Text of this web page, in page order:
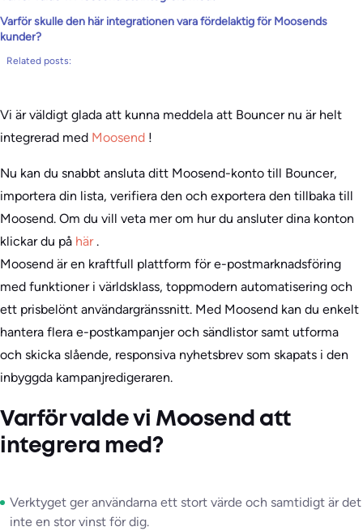
Varför skulle den här integrationen vara fördelaktig för Moosends
kunder?
Related posts:
Vi är väldigt glada att kunna meddela att Bouncer nu är helt
integrerad med Moosend !
Nu kan du snabbt ansluta ditt Moosend-konto till Bouncer,
importera din lista, verifiera den och exportera den tillbaka till
Moosend. Om du vill veta mer om hur du ansluter dina konton
klickar du på här.
Moosend är en kraftfull plattform för e-postmarknadsföring
med funktioner i världsklass, toppmodern automatisering och
ett prisbelönt användargränssnitt. Med Moosend kan du enkelt
hantera flera e-postkampanjer och sändlistor samt utforma
och skicka slående, responsiva nyhetsbrev som skapats i den
inbyggda kampanjredigeraren.
Varför valde vi Moosend att
integrera med?
Verktyget ger användarna ett stort värde och samtidigt är det
inte en stor vinst för dig.